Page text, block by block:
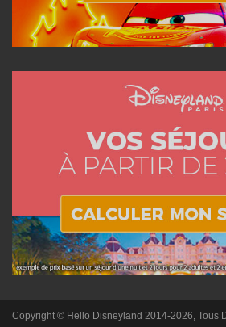
Copyright © Hello Disneyland 2014-2026, Tous